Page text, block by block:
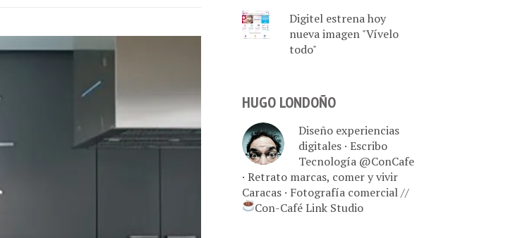
Digitel estrena hoy
nueva imagen "Vívelo
todo"
HUGO LONDOÑO
Diseño experiencias
digitales · Escribo
Tecnología @ConCafe
· Retrato marcas, comer y vivir
Caracas · Fotografía comercial //
Con-Café Link Studio